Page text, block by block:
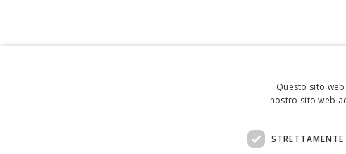
Questo sito
nostro sito web
STRETTAMENTE